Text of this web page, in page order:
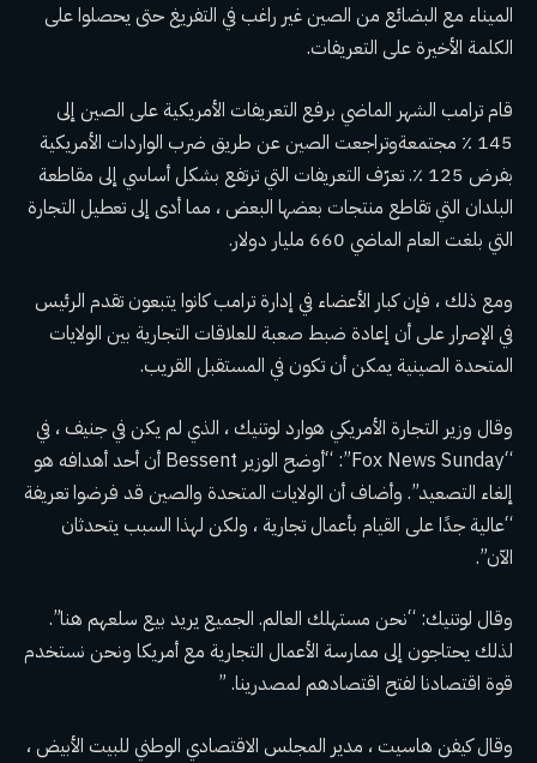
الميناء مع البضائع من الصينغير راغب في التفريغ حتى يحصلوا على
الكلمة الأخيرة على التعريفات.
قام ترامب الشهر الماضي برفع التعريفات الأمريكية على الصين إلى
145 ٪ مجتمعة
وتراجعت الصين عن طريق ضرب الواردات الأمريكية
بفرض 125 ٪. تعرّف التعريفات التي ترتفع بشكل أساسي إلى مقاطعة
البلدان التي تقاطع منتجات بعضها البعض ، مما أدى إلى تعطيل التجارة
التي بلغت العام الماضي 660 مليار دولار.
ومع ذلك ، فإن كبار الأعضاء في إدارة ترامب كانوا يتبعون تقدم الرئيس
في الإصرار على أن إعادة ضبط صعبة للعلاقات التجارية بين الولايات
المتحدة الصينية يمكن أن تكون في المستقبل القريب.
وقال وزير التجارة الأمريكي هوارد لوتنيك ، الذي لم يكن في جنيف ، في
“Fox News Sunday”: “أوضح الوزير Bessent أن أحد أهدافه هو
إلغاء التصعيد”. وأضاف أن الولايات المتحدة والصين قد فرضوا تعريفة
“عالية جدًا على القيام بأعمال تجارية ، ولكن لهذا السبب يتحدثان
الآن”.
وقال لوتنيك: “نحن مستهلك العالم. الجميع يريد بيع سلعهم هنا”.
لذلك يحتاجون إلى ممارسة الأعمال التجارية مع أمريكا ونحن نستخدم
قوة اقتصادنا لفتح اقتصادهم لمصدرينا. ”
وقال كيفن هاسيت ، مدير المجلس الاقتصادي الوطني للبيت الأبيض ،